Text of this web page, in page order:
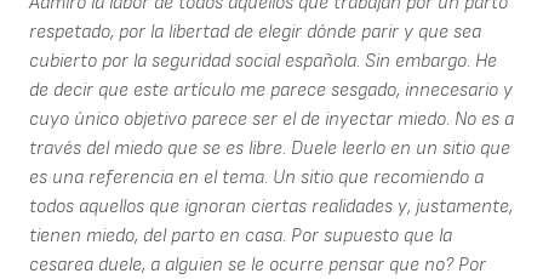
respetado, por la libertad de elegir dónde parir y que sea
cubierto por la seguridad social española. Sin embargo. He
de decir que este artículo me parece sesgado, innecesario y
cuyo único objetivo parece ser el de inyectar miedo. No es a
través del miedo que se es libre. Duele leerlo en un sitio que
es una referencia en el tema. Un sitio que recomiendo a
todos aquellos que ignoran ciertas realidades y, justamente,
tienen miedo, del parto en casa. Por supuesto que la
cesarea duele, a alguien se le ocurre pensar que no? Por